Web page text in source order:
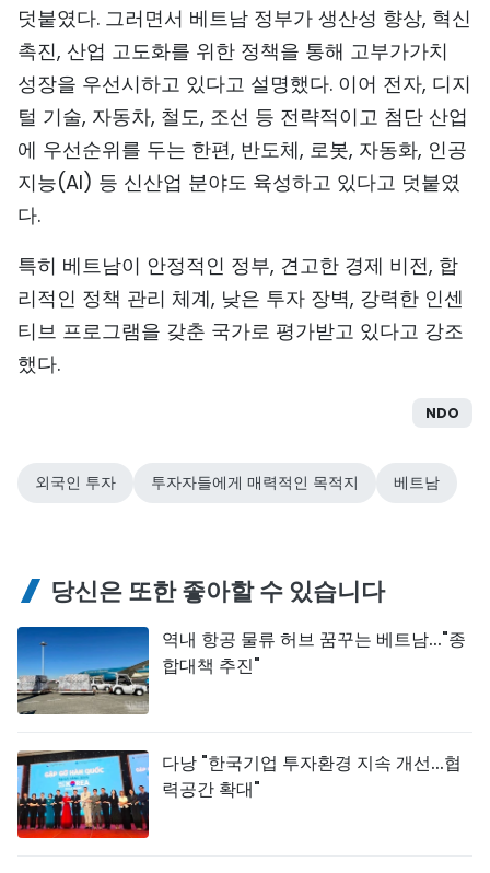
ESPAÑOL
덧붙였다. 그러면서 베트남 정부가 생산성 향상, 혁신
촉진, 산업 고도화를 위한 정책을 통해 고부가가치
성장을 우선시하고 있다고 설명했다. 이어 전자, 디지
털 기술, 자동차, 철도, 조선 등 전략적이고 첨단 산업
에 우선순위를 두는 한편, 반도체, 로봇, 자동화, 인공
지능(AI) 등 신산업 분야도 육성하고 있다고 덧붙였
다.
특히 베트남이 안정적인 정부, 견고한 경제 비전, 합
리적인 정책 관리 체계, 낮은 투자 장벽, 강력한 인센
티브 프로그램을 갖춘 국가로 평가받고 있다고 강조
했다.
NDO
외국인 투자 투자자들에게 매력적인 목적지 베트남
당신은 또한 좋아할 수 있습니다
역내 항공 물류 허브 꿈꾸는 베트남..."종
합대책 추진"
다낭 "한국기업 투자환경 지속 개선...협
력공간 확대"